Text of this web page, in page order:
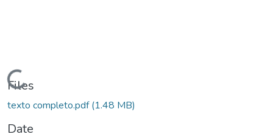
Loading...
Files
texto completo.pdf(1.48 MB)
Date